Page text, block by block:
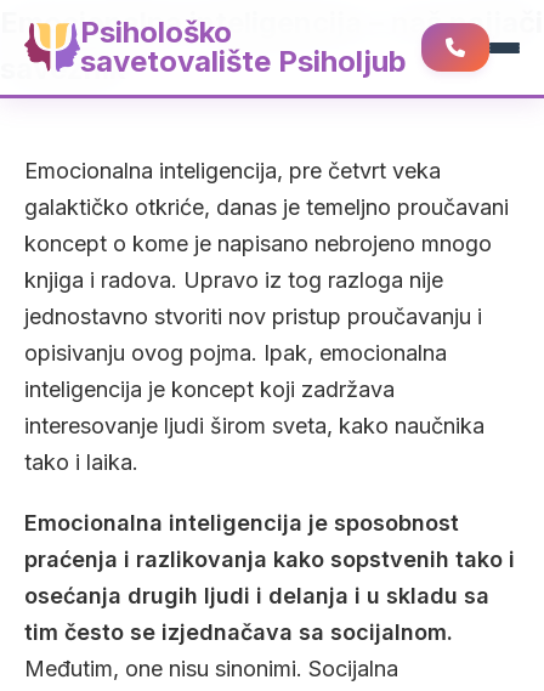
Psihološko
savetovalište Psiholjub
Emocionalna inteligencija – naš najjači
saveznik
Emocionalna inteligencija, pre četvrt veka
galaktičko otkriće, danas je temeljno proučavani
koncept o kome je napisano nebrojeno mnogo
knjiga i radova. Upravo iz tog razloga nije
jednostavno stvoriti nov pristup proučavanju i
opisivanju ovog pojma. Ipak, emocionalna
inteligencija je koncept koji zadržava
interesovanje ljudi širom sveta, kako naučnika
tako i laika.
Emocionalna inteligencija je sposobnost
praćenja i razlikovanja kako sopstvenih tako i
osećanja drugih ljudi i delanja i u skladu sa
tim često se izjednačava sa socijalnom.
Međutim, one nisu sinonimi. Socijalna